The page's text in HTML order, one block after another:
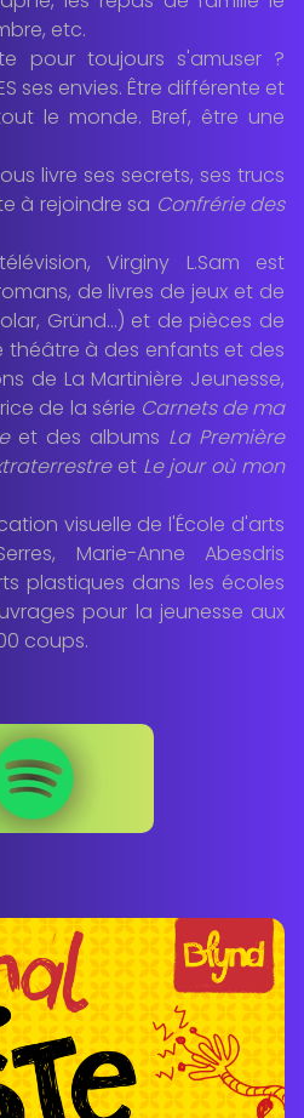
etc.
pour toujours s'amuser ?
ses envies. Être différente et
le monde. Bref, être une
livre ses secrets, ses trucs
à rejoindre sa Confrérie des
Virginy L.Sam est
de livres de jeux et de
Gründ…) et de pièces de
théâtre à des enfants et des
de La Martinière Jeunesse,
de la série Carnets de ma
et des albums La Première
et Le jour où mon
visuelle de l'École d'arts
Marie-Anne Abesdris
plastiques dans les écoles
pour la jeunesse aux
coups.